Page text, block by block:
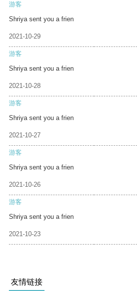
游客
Shriya sent you a frien
2021-10-29
游客
Shriya sent you a frien
2021-10-28
游客
Shriya sent you a frien
2021-10-27
游客
Shriya sent you a frien
2021-10-26
游客
Shriya sent you a frien
2021-10-23
友情链接